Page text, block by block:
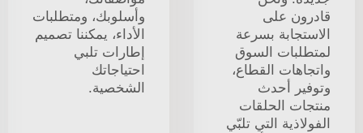
قادرون على
الاستجابة بسرعة
لمتطلبات السوق
واتجاهات القطاع،
وتوفير أحدث
منتجات الحلقات
الفولاذية التي تلبّي
وأسلوبك، ومتطلبات
الأداء، يمكننا تصميم
إطارات تلبي
احتياجاتك
الشخصية.